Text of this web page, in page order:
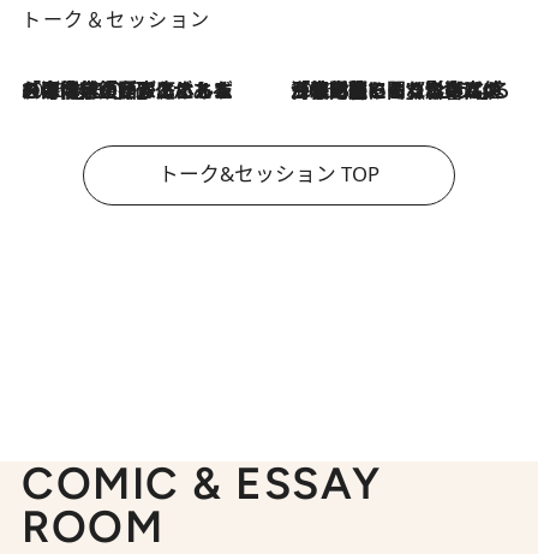
トーク＆セッション
2026.8.3
「今後値上げがあるとすれば…」「リスクがあるのは今年の冬」エネルギー専門家が語る、ホルムズ海峡封鎖が家庭にもたらす“ある心配” 2026.8.3
「住宅建てられない…」「サーチャージ料の高値が続いている」ホルムズ海峡封鎖による影響はいつまで続く？《エネルギー専門家に聞く“どうなる日本の暮らし”》
トーク&セッション TOP
COMIC & ESSAY
ROOM